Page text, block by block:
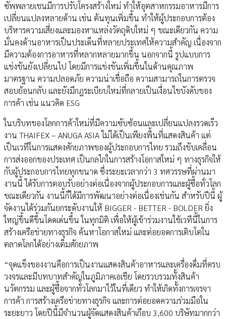
ซัพพลายเชนมีการปรับโครงสร้างใหม่ ทำให้อุตสาหกรรมอาหารมีการ
เปลี่ยนแปลงหลายด้าน เช่น ต้นทุนเพิ่มขึ้น ทำให้ผู้ประกอบการต้อง
บริหารความเสี่ยงและมองหาแหล่งวัตถุดิบใหม่ ๆ ขณะเดียวกัน ความ
มั่นคงด้านอาหารเป็นประเด็นที่หลายประเทศให้ความสำคัญ เนื่องจาก
มีความต้องการอาหารที่หลากหลายมากขึ้น นอกจากนี้ รูปแบบการ
แข่งขันยังเปลี่ยนไป โดยมีการแข่งขันเพิ่มขึ้นในด้านคุณภาพ
มาตรฐาน ความปลอดภัย ความน่าเชื่อถือ ความสามารถในการตรวจ
สอบย้อนกลับ และยังมีกฎระเบียบใหม่ที่กลายเป็นเงื่อนไขบังคับของ
การค้า เช่น แนวคิด ESG
ในบริบทของโลกการค้าใหม่ที่มีความซับซ้อนและเปลี่ยนแปลงรวดเร็ว
งาน THAIFEX – ANUGA ASIA ไม่ได้เป็นเพียงพื้นที่แสดงสินค้า แต่
เป็นเวทีในการแสดงศักยภาพของผู้ประกอบการไทย รวมถึงขับเคลื่อน
การส่งออกของประเทศ เป็นกลไกในการสร้างโอกาสใหม่ ๆ ทางธุรกิจให้
กับผู้ประกอบการไทยทุกขนาด ซึ่งระยะเวลากว่า 3 ทศวรรษที่ผ่านมา
งานนี้ ได้รับการตอบรับอย่างต่อเนื่องจากผู้ประกอบการและผู้ซื้อทั่วโลก
ขณะเดียวกัน งานนี้ก็ได้มีการพัฒนาอย่างต่อเนื่องเช่นกัน สำหรับปีนี้ ผู้
จัดงานได้ร่วมกันยกระดับงานให้ BIGGER - BETTER - BOLDER ยิ่ง
ใหญ่ขึ้นดีขึ้นโดดเด่นขึ้น ในทุกมิติ เพื่อให้ผู้เข้าร่วมงานใช้เวทีนี้ในการ
สร้างเครือข่ายทางธุรกิจ ค้นหาโอกาสใหม่ และต่อยอดการเติบโตใน
ตลาดโลกได้อย่างเต็มศักยภาพ
“จุดแข็งของงานคือการเป็นงานแสดงสินค้าอาหารและเครื่องดื่มที่ครบ
วงจรและมีบทบาทสำคัญในภูมิภาคเอเชีย โดยรวบรวมทั้งสินค้า
นวัตกรรม และผู้ซื้อจากทั่วโลกมาไว้ในที่เดียว ทำให้เกิดทั้งการเจรจา
การค้า การสร้างเครือข่ายทางธุรกิจ และการต่อยอดความร่วมมือใน
ระยะยาว โดยปีนี้มีจำนวนผู้จัดแสดงสินค้าเกือบ 3,600 บริษัทมากกว่า